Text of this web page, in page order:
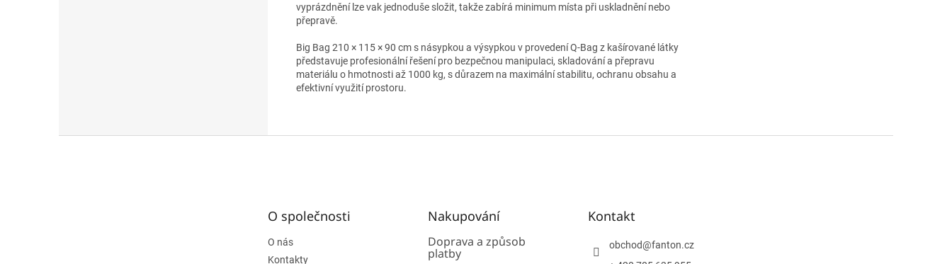
vyprázdnění lze vak jednoduše složit, takže zabírá minimum místa při uskladnění nebo
přepravě.
Big Bag 210 × 115 × 90 cm s násypkou a výsypkou v provedení Q-Bag z kašírované látky
představuje profesionální řešení pro bezpečnou manipulaci, skladování a přepravu
materiálu o hmotnosti až 1000 kg, s důrazem na maximální stabilitu, ochranu obsahu a
efektivní využití prostoru.
O společnosti
O nás
Kontakty
Nakupování
Doprava a způsob
platby
Kontakt
obchod@fanton.cz